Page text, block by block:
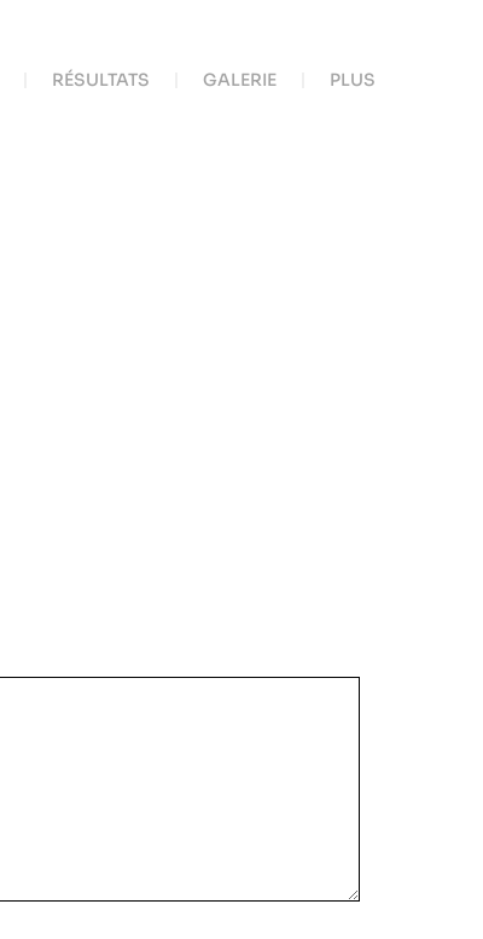
RÉSULTATS GALERIE PLUS